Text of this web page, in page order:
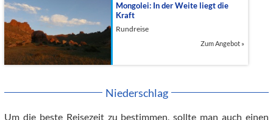
Mongolei: In der Weite liegt die
Kraft
Rundreise
Zum Angebot »
Niederschlag
Um die beste Reisezeit zu bestimmen, sollte man auch einen